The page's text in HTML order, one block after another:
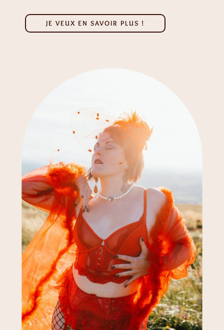
JE VEUX EN SAVOIR PLUS !